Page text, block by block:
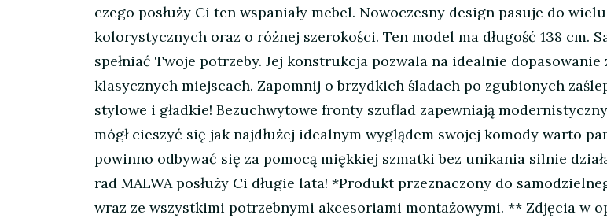
czego posłuży Ci ten wspaniały mebel. Nowoczesny design pasuje do
kolorystycznych oraz o różnej szerokości. Ten model ma długość 138 cm.
spełniać Twoje potrzeby. Jej konstrukcja pozwala na idealnie
klasycznych miejscach. Zapomnij o brzydkich śladach po zgubionych
stylowe i gładkie! Bezuchwytowe fronty szuflad zapewniają
mógł cieszyć się jak najdłużej idealnym wyglądem swojej komody warto
powinno odbywać się za pomocą miękkiej szmatki bez unikania silnie
rad MALWA posłuży Ci długie lata! *Produkt przeznaczony do
wraz ze wszystkimi potrzebnymi akcesoriami montażowymi. ** Zdjęcia w